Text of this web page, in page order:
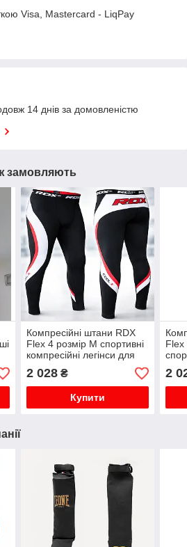
Visa, Mastercard - LiqPay
14 днів за домовленістю
замовляють
Компресійні штани RDX
Flex 4 розмір M спортивні
компресійні легінси для
тренувань боксу та ММА
2 028₴
Купити
Flex
2